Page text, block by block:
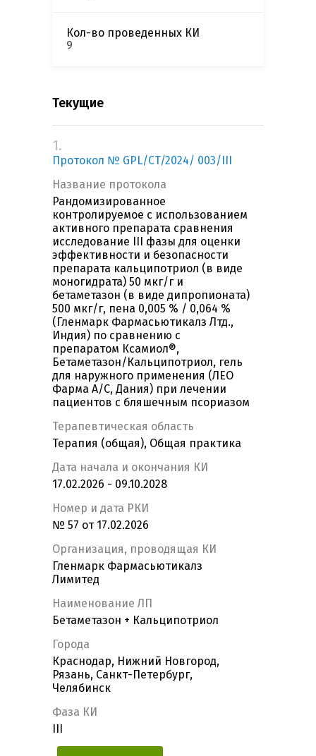
Кол-во проведенных КИ
9
Текущие
1.
Протокол № GPL/CT/2024/ 003/III
Название протокола
Рандомизированное
контролируемое с использованием
активного препарата сравнения
исследование III фазы для оценки
эффективности и безопасности
препарата кальципотриол (в виде
моногидрата) 50 мкг/г и
бетаметазон (в виде дипропионата)
500 мкг/г, пена 0,005 % / 0,064 %
(Гленмарк Фармасьютикалз Лтд.,
Индия) по сравнению с
препаратом Ксамиол®,
Бетаметазон/Кальципотриол, гель
для наружного применения (ЛЕО
Фарма А/С, Дания) при лечении
пациентов с бляшечным псориазом
Терапевтическая область
Терапия (общая), Общая практика
Дата начала и окончания КИ
17.02.2026 - 09.10.2028
Номер и дата РКИ
№ 57 от 17.02.2026
Организация, проводящая КИ
Гленмарк Фармасьютикалз
Лимитед
Наименование ЛП
Бетаметазон + Кальципотриол
Города
Краснодар, Нижний Новгород,
Рязань, Санкт-Петербург,
Челябинск
Фаза КИ